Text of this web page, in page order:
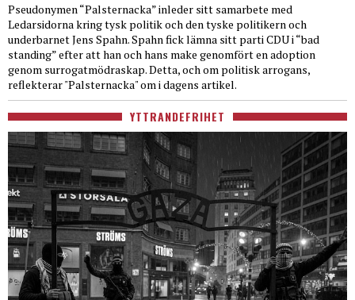
Pseudonymen “Palsternacka” inleder sitt samarbete med
Ledarsidorna kring tysk politik och den tyske politikern och
underbarnet Jens Spahn. Spahn fick lämna sitt parti CDU i “bad
standing” efter att han och hans make genomfört en adoption
genom surrogatmödraskap. Detta, och om politisk arrogans,
reflekterar "Palsternacka" om i dagens artikel.
YTTRANDEFRIHET